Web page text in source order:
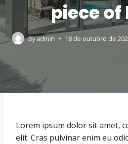
piece of
Byadmin 18 de outubro de
Lorem ipsum dolor sit amet,
elit. Cras pulvinar enim eu